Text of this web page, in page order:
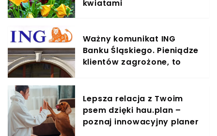
kwiatami
Ważny komunikat ING
Banku Śląskiego. Pieniądze
klientów zagrożone, to
Lepsza relacja z Twoim
psem dzięki hau.plan –
poznaj innowacyjny planer